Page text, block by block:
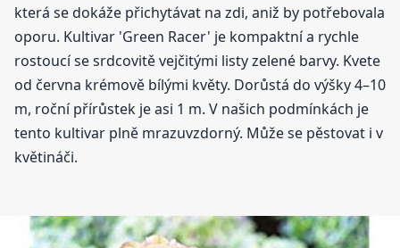
která se dokáže přichytávat na zdi, aniž by potřebovala
oporu. Kultivar 'Green Racer' je kompaktní a rychle
rostoucí se srdcovitě vejčitými listy zelené barvy. Kvete
od června krémově bílými květy. Dorůstá do výšky 4–10
m, roční přírůstek je asi 1 m. V našich podmínkách je
tento kultivar plně mrazuvzdorný. Může se pěstovat i v
květináči.